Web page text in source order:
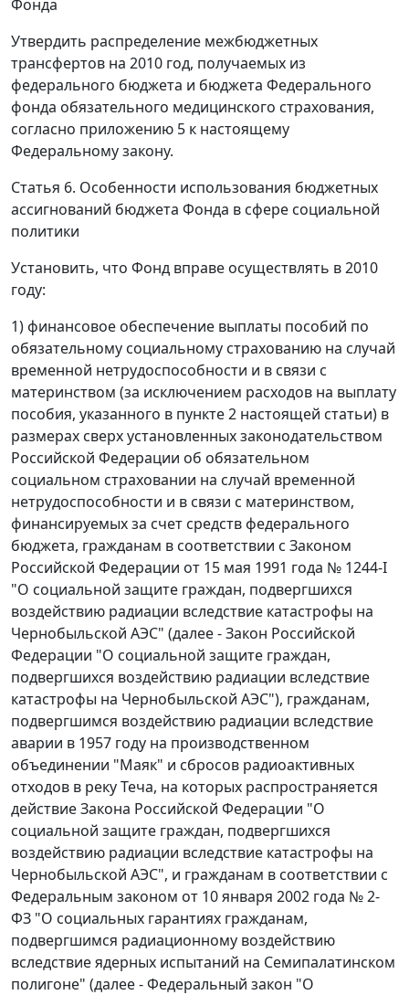
Фонда
Утвердить распределение межбюджетных
трансфертов на 2010 год, получаемых из
федерального бюджета и бюджета Федерального
фонда обязательного медицинского страхования,
согласно приложению 5 к настоящему
Федеральному закону.
Статья 6. Особенности использования бюджетных
ассигнований бюджета Фонда в сфере социальной
политики
Установить, что Фонд вправе осуществлять в 2010
году:
1) финансовое обеспечение выплаты пособий по
обязательному социальному страхованию на случай
временной нетрудоспособности и в связи с
материнством (за исключением расходов на выплату
пособия, указанного в пункте 2 настоящей статьи) в
размерах сверх установленных законодательством
Российской Федерации об обязательном
социальном страховании на случай временной
нетрудоспособности и в связи с материнством,
финансируемых за счет средств федерального
бюджета, гражданам в соответствии с Законом
Российской Федерации от 15 мая 1991 года № 1244-I
"О социальной защите граждан, подвергшихся
воздействию радиации вследствие катастрофы на
Чернобыльской АЭС" (далее - Закон Российской
Федерации "О социальной защите граждан,
подвергшихся воздействию радиации вследствие
катастрофы на Чернобыльской АЭС"), гражданам,
подвергшимся воздействию радиации вследствие
аварии в 1957 году на производственном
объединении "Маяк" и сбросов радиоактивных
отходов в реку Теча, на которых распространяется
действие Закона Российской Федерации "О
социальной защите граждан, подвергшихся
воздействию радиации вследствие катастрофы на
Чернобыльской АЭС", и гражданам в соответствии с
Федеральным законом от 10 января 2002 года № 2-
ФЗ "О социальных гарантиях гражданам,
подвергшимся радиационному воздействию
вследствие ядерных испытаний на Семипалатинском
полигоне" (далее - Федеральный закон "О